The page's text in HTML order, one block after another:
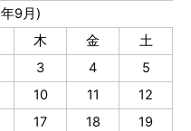
9月)
木 金
土
3 4
5
10 11
12
17 18
19